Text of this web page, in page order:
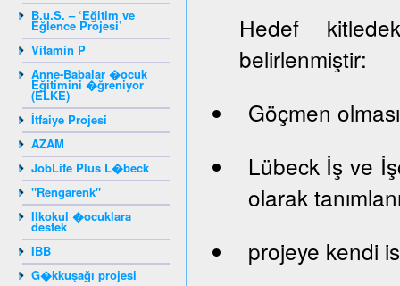
B.u.S. – ‘Eğitim ve
Eğlence Projesi’
Vitamin P
Anne-Babalar �ocuk
Eğitimini �ğreniyor
(ELKE)
İtfaiye Projesi
AZAM
JobLife Plus L�beck
"Rengarenk"
Ilkokul �ocuklara
destek
IBB
G�kkuşağı projesi
Hedef
belirlenmiştir:
Göçmen
Lübeck İş ve
olarak
projeye kendi